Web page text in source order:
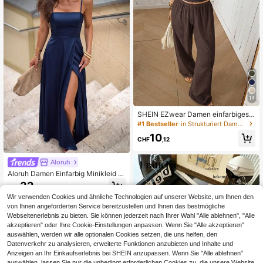
Aloruh
Aloruh Damen Einfarbig Minikleid m
it Spaghettiträgern und gekreuztem
rautjungfernkleid
CHF32,99
14
SHEIN EZwear Damen einfarbiges p
lissiertes Top und lange Hose mit el
n Alltag
#1 Bestseller in Strukturiert Damen-Zweiteiler
CHF10,12
Wir verwenden Cookies und ähnliche Technologien auf unserer Website, um Ihnen den
von Ihnen angeforderten Service bereitzustellen und Ihnen das bestmögliche
Webseitenerlebnis zu bieten. Sie können jederzeit nach Ihrer Wahl "Alle ablehnen", "Alle
akzeptieren" oder Ihre Cookie-Einstellungen anpassen. Wenn Sie "Alle akzeptieren"
auswählen, werden wir alle optionalen Cookies setzen, die uns helfen, den
Datenverkehr zu analysieren, erweiterte Funktionen anzubieten und Inhalte und
Anzeigen an Ihr Einkaufserlebnis bei SHEIN anzupassen. Wenn Sie "Alle ablehnen"